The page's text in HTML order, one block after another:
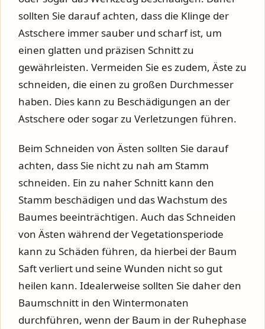
sollten Sie darauf achten, dass die Klinge der
Astschere immer sauber und scharf ist, um
einen glatten und präzisen Schnitt zu
gewährleisten. Vermeiden Sie es zudem, Äste zu
schneiden, die einen zu großen Durchmesser
haben. Dies kann zu Beschädigungen an der
Astschere oder sogar zu Verletzungen führen.
Beim Schneiden von Ästen sollten Sie darauf
achten, dass Sie nicht zu nah am Stamm
schneiden. Ein zu naher Schnitt kann den
Stamm beschädigen und das Wachstum des
Baumes beeinträchtigen. Auch das Schneiden
von Ästen während der Vegetationsperiode
kann zu Schäden führen, da hierbei der Baum
Saft verliert und seine Wunden nicht so gut
heilen kann. Idealerweise sollten Sie daher den
Baumschnitt in den Wintermonaten
durchführen, wenn der Baum in der Ruhephase